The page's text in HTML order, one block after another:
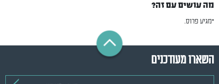
מה עושים עם זה?
*מגיע פרוס.
השארו מעודכנים